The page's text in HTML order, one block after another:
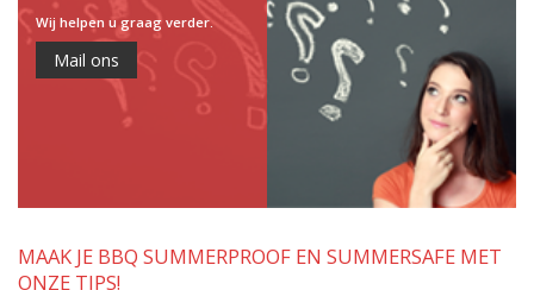
MAAK JE BBQ SUMMERPROOF EN SUMMERSAFE MET
ONZE TIPS!
Wij helpen u graag verder.
Mail ons